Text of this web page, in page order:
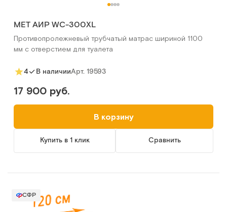
MET АИР WC-300XL
Противопролежневый трубчатый матрас шириной 1100
мм с отверстием для туалета
4 В наличииАрт. 19593
17 900 руб.
В корзину
Купить в 1 клик Сравнить
СФР